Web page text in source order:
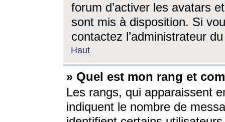
forum d’activer les avatars
sont mis à disposition. Si
contactez l’administrateur
Haut
» Quel est mon rang et
Les rangs, qui apparaissent
indiquent le nombre de